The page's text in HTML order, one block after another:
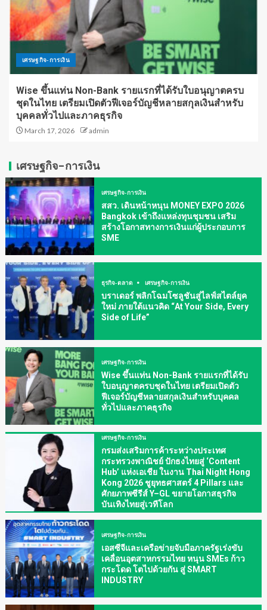
เศรษฐกิจ-การเงิน
Wise ขึ้นแท่น Non-Bank รายแรกที่ได้รับใบอนุญาตครบ
ชุดในไทย เตรียมเปิดตัวฟีเจอร์บัญชีหลายสกุลเงินสำหรับ
บุคคลทั่วไปและภาคธุรกิจ
March 17, 2026 admin
เศรษฐกิจ-การเงิน
เศรษฐกิจ-การเงิน
สสว. เดินหน้าหนุน MONEY EXPO 2026
Bangkok เข้าถึงแหล่งทุนชุมชน เสริม
สร้างโอกาสทางการเงินแก่ผู้ประกอบการ
SME
ธุรกิจ-ตลาด เศรษฐกิจ-การเงิน
บราเดอร์ พลิกโฉมโซลูชันสู่ไลฟ์สไตล์ยุค
ใหม่ ภายใต้แนวคิด “At Your Side, Every
Side of Life”
เศรษฐกิจ-การเงิน
Wise ขึ้นแท่น Non-Bank รายแรกที่ได้รับ
ใบอนุญาตครบชุดในไทย เตรียมเปิดตัว
ฟีเจอร์บัญชีหลายสกุลเงินสำหรับบุคคล
ทั่วไปและภาคธุรกิจ
เศรษฐกิจ-การเงิน
กรมส่งเสริมการค้าระหว่างประเทศ
กระทรวงพาณิชย์ ปักธงไทยสู่ ‘Content
Hub’ แห่งเอเชีย ในงาน Thai Night Hong
Kong 2026 ชูยุทธศาสตร์ 4 Pillars และ
ศักยภาพซีรีส์ Y–GL ขยายโอกาสธุรกิจ
บันเทิงไทยสู่เวทีโลก
เศรษฐกิจ-การเงิน
เอสซีจีและเครือข่ายจับมือภาครัฐเร่งขับ
เคลื่อนอุตสาหกรรมไทย หนุน SMEs ก้าว
กระโดด โตไปด้วยกัน สู่ SMART
INDUSTRY